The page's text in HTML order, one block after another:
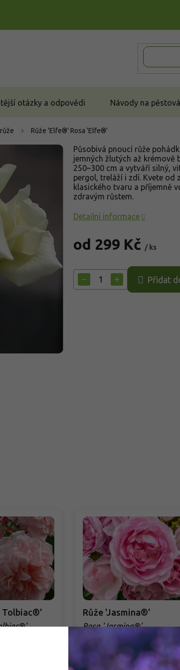
otázky a odpovědi Návody na
Růže 'Elfe®' Rosa 'Elfe®'
od 299 Kč / ks
cena:
+
− Přidat
Působivá pnoucí růže
jemných žlutých až krémově
250–300 cm a vytváří silný,
pergol, treláží i zdí. Kvete
klasického tvaru a příjemně
zdravým růstem.
Detailní informace
Tolbiac®' Růže 'Jasmina®'
Rosa 'Jasmina®'
PŘEDOBJEDNÁVKA PODZIM